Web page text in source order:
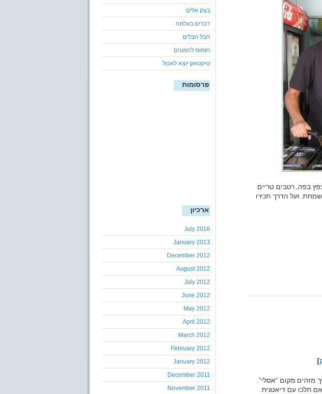
בפה, רטבים טריים
ועל הדרך תכירו
]
מזהים מקום “אסלי”.
תלכו עם דיאטנית
בצק אלים
דברים בעלמה
הבל הבלים
חומוס להמונים
טיקטאק יוצא לאכול
פרסומות
ארכיון
July 2016
January 2013
December 2012
August 2012
July 2012
June 2012
May 2012
April 2012
March 2012
February 2012
January 2012
December 2011
November 2011